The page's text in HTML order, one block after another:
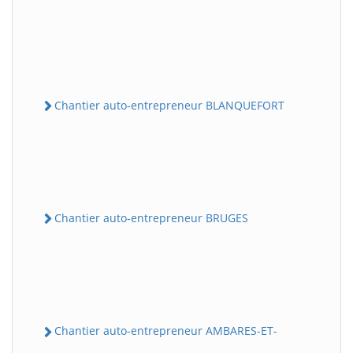
Chantier auto-entrepreneur BLANQUEFORT
Chantier auto-entrepreneur BRUGES
Chantier auto-entrepreneur AMBARES-ET-